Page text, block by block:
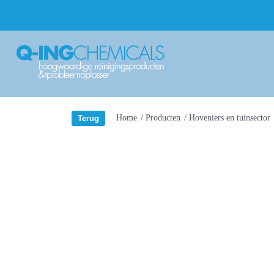
Home / Producten / Hoveniers en tuinsector